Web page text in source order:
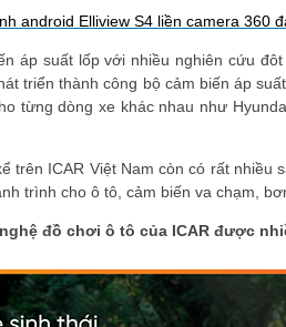
android Elliview S4 liền camera 360
áp suất lốp với nhiều nghiên cứu
triển thành công bộ cảm biến áp
từng dòng xe khác nhau như
trên ICAR Việt Nam còn có rất
trình cho ô tô, cảm biến va chạm,
đồ chơi ô tô của ICAR được